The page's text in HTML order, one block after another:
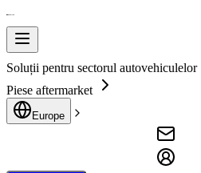
Soluții pentru sectorul autovehiculelor
Piese aftermarket
Europe